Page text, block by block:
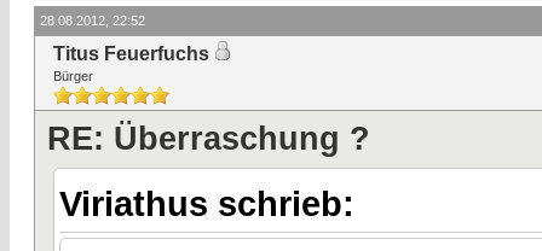
28.08.2012, 22:52
Titus Feuerfuchs
Bürger
RE: Überraschung ?
Viriathus schrieb: